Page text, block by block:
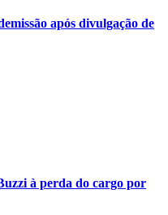
após divulgação de
à perda do cargo por